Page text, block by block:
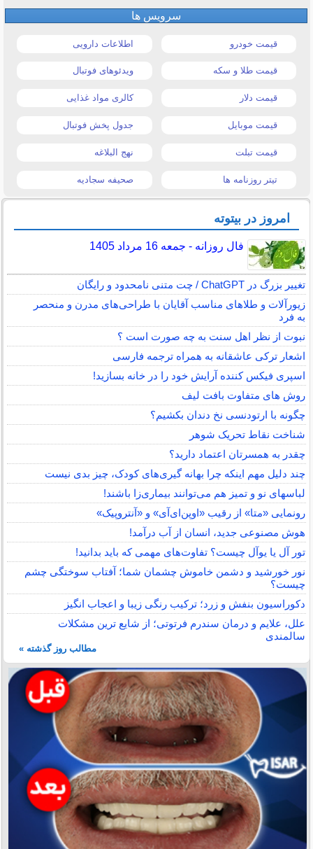
سرویس ها
قیمت خودرو اطلاعات دارویی
قیمت طلا و سکه ویدئوهای فوتبال
قیمت دلار کالری مواد غذایی
قیمت موبایل جدول پخش فوتبال
قیمت تبلت نهج البلاغه
تیتر روزنامه ها صحیفه سجادیه
امروز در بیتوته
فال روزانه - جمعه 16 مرداد 1405
تغییر بزرگ در ChatGPT / چت متنی نامحدود و رایگان
زیورآلات و طلاهای مناسب آقایان با طراحی‌های مدرن و منحصر
به فرد
نبوت از نظر اهل سنت به چه صورت است ؟
اشعار ترکی عاشقانه به همراه ترجمه فارسی
اسپری فیکس کننده آرایش خود را در خانه بسازید!
روش های متفاوت بافت لیف
چگونه با ارتودنسی نخ دندان بکشیم؟
شناخت نقاط تحریک شوهر
چقدر به همسرتان اعتماد دارید؟
چند دلیل مهم اینکه چرا بهانه گیری‌های کودک، چیز بدی نیست
لباس‎های نو و تمیز هم می‌توانند بیماری‌زا باشند!
رونمایی «متا» از رقیب «اوپن‌ای‌آی» و «آنتروپیک»
هوش مصنوعی جدید، انسان از آب درآمد!
تور آل یا یوآل چیست؟ تفاوت‌های مهمی که باید بدانید!
نور خورشید و دشمن خاموش چشمان شما؛ آفتاب سوختگی چشم
چیست؟
دکوراسیون بنفش و زرد؛ ترکیب رنگی زیبا و اعجاب انگیز
علل، علایم و درمان سندرم فرتوتی؛ از شایع ترین مشکلات
سالمندی
مطالب روز گذشته »